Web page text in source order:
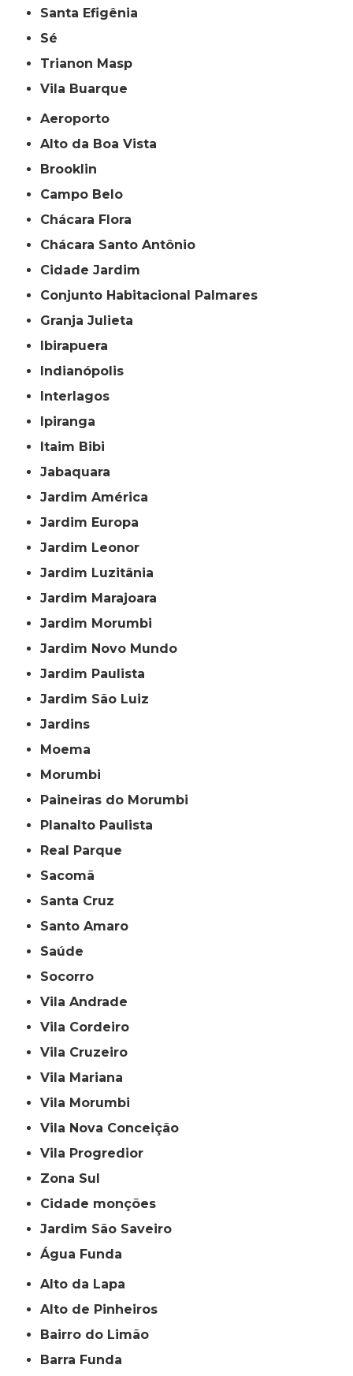
Santa Efigênia
Sé
Trianon Masp
Vila Buarque
Aeroporto
Alto da Boa Vista
Brooklin
Campo Belo
Chácara Flora
Chácara Santo Antônio
Cidade Jardim
Conjunto Habitacional Palmares
Granja Julieta
Ibirapuera
Indianópolis
Interlagos
Ipiranga
Itaim Bibi
Jabaquara
Jardim América
Jardim Europa
Jardim Leonor
Jardim Luzitânia
Jardim Marajoara
Jardim Morumbi
Jardim Novo Mundo
Jardim Paulista
Jardim São Luiz
Jardins
Moema
Morumbi
Paineiras do Morumbi
Planalto Paulista
Real Parque
Sacomã
Santa Cruz
Santo Amaro
Saúde
Socorro
Vila Andrade
Vila Cordeiro
Vila Cruzeiro
Vila Mariana
Vila Morumbi
Vila Nova Conceição
Vila Progredior
Zona Sul
cidade monções
jardim São Saveiro
Água Funda
Alto da Lapa
Alto de Pinheiros
Bairro do Limão
Barra Funda